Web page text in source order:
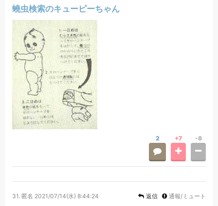
蟯虫検索のキューピーちゃん
2 +7 -8
31. 匿名 2021/07/14(水) 8:44:24 返信 通報/ミュート